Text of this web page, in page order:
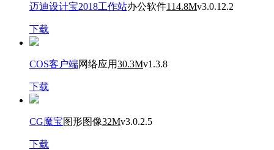
迈迪设计宝2018工作站办公软件114.8Mv3.0.12.2
下载
COS客户端网络应用30.3Mv1.3.8
下载
CG魔宝图形图像32Mv3.0.2.5
下载